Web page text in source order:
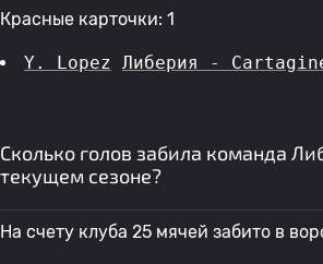
Красные карточки: 1
Y. Lopez Либерия -
Сколько голов забила команда
текущем сезоне?
На счету клуба 25 мячей забито в